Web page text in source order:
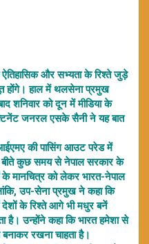
और सभ्यता के रिश्ते जुड़े
हाल में थलसेना प्रमुख
शनिवार को दून में मीडिया के
जनरल एसके सैनी ने यह बात
की पासिंग आउट परेड में
बीते कुछ समय से नेपाल सरकार के
मानचित्र को लेकर भारत-नेपाल
उप-सेना प्रमुख ने कहा कि
देशों के रिश्ते आगे भी मधुर बनें
है। उन्होंने कहा कि भारत हमेशा से
रखना चाहता है।